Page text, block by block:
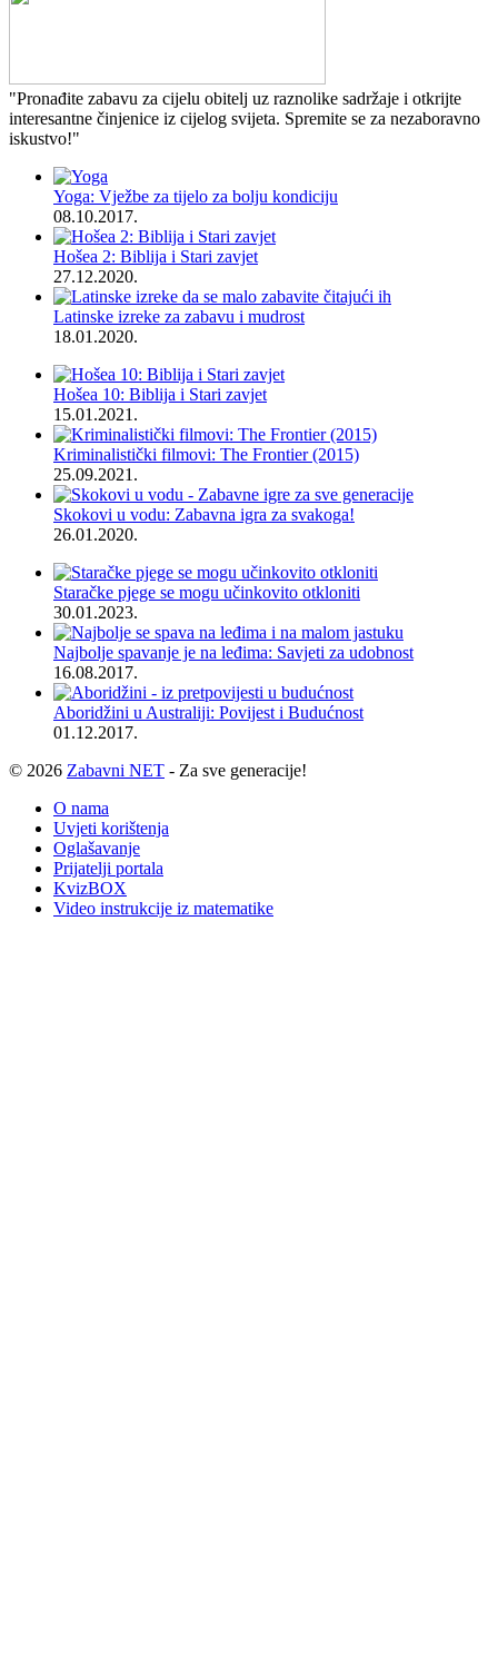
"Pronađite zabavu za cijelu obitelj uz raznolike sadržaje i otkrijte
interesantne činjenice iz cijelog svijeta. Spremite se za nezaboravno
iskustvo!"
Yoga: Vježbe za tijelo za bolju kondiciju
08.10.2017.
Hošea 2: Biblija i Stari zavjet
27.12.2020.
Latinske izreke za zabavu i mudrost
18.01.2020.
Hošea 10: Biblija i Stari zavjet
15.01.2021.
Kriminalistički filmovi: The Frontier (2015)
25.09.2021.
Skokovi u vodu: Zabavna igra za svakoga!
26.01.2020.
Staračke pjege se mogu učinkovito otkloniti
30.01.2023.
Najbolje spavanje je na leđima: Savjeti za udobnost
16.08.2017.
Aboridžini u Australiji: Povijest i Budućnost
01.12.2017.
© 2026 Zabavni NET - Za sve generacije!
O nama
Uvjeti korištenja
Oglašavanje
Prijatelji portala
KvizBOX
Video instrukcije iz matematike